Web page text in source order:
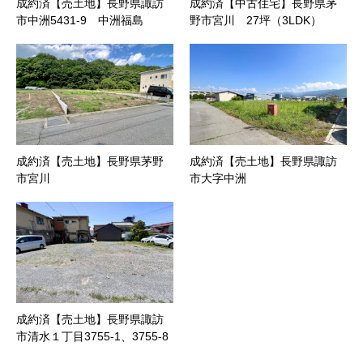
成約済【売土地】長野県諏訪
市中洲5431-9 中洲福島
成約済【中古住宅】長野県茅
野市宮川 27坪（3LDK）
成約済【売土地】長野県茅野
市宮川
成約済【売土地】長野県諏訪
市大字中洲
成約済【売土地】長野県諏訪
市清水１丁目3755-1、3755-8